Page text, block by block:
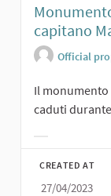
capitano
Official
Il
caduti
CREATED AT
27/04/2023